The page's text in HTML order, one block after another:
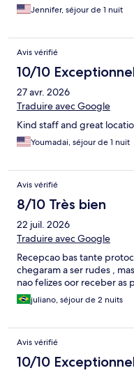
Jennifer, séjour de 1 nuit
Avis vérifié
10/10
27 avr. 2026
Traduire avec Google
Kind staff and great
Youmadai, séjour de 1 nuit
Avis vérifié
8/10 Très bien
22 juil. 2026
Traduire avec Google
Recepcao bas tante
chegaram a ser rudes ,
nao felizes oor receber as
juliano, séjour de 2 nuits
Avis vérifié
10/10